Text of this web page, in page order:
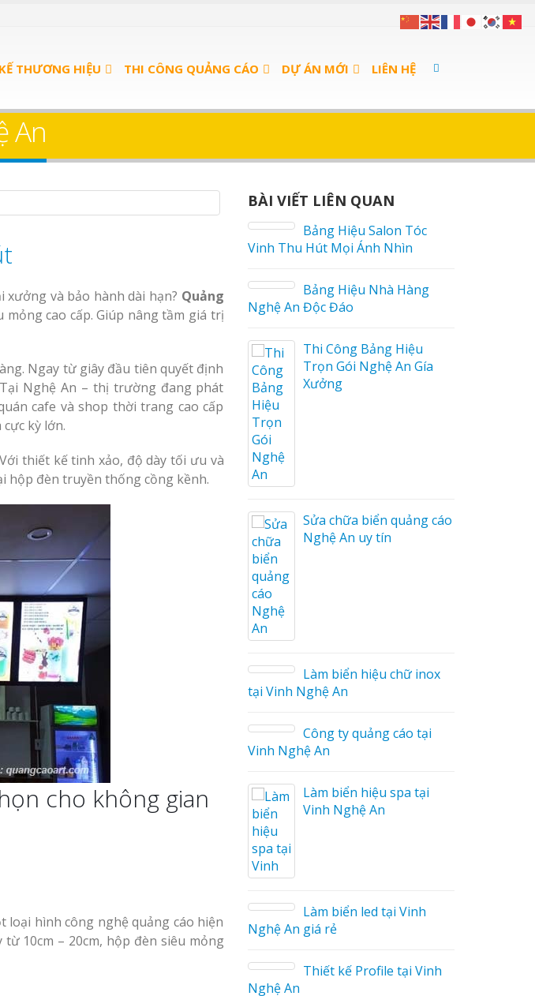
THƯƠNG HIỆU THI CÔNG QUẢNG CÁO DỰ ÁN MỚI LIÊN HỆ
An
xưởng và bảo hành dài hạn? Quảng
cao cấp. Giúp nâng tầm giá trị
Ngay từ giây đầu tiên quyết định
Nghệ An – thị trường đang phát
cafe và shop thời trang cao cấp
kỳ lớn.
thiết kế tinh xảo, độ dày tối ưu và
hộp đèn truyền thống cồng kềnh.
cho không gian
loại hình công nghệ quảng cáo hiện
10cm – 20cm, hộp đèn siêu mỏng
BÀI VIẾT LIÊN QUAN
Làm bảng hiệu trà sữa
Bình Dương
An Bình Dương
Thi công biển quảng cáo
Thuận An Bình Dương
Làm biển hiệu salon tóc
Thuận An
Vinh
Bảng Hiệu Salon Tóc
Vinh Thu Hút Mọi Ánh Nhìn
Bảng Hiệu Nhà Hàng
Nghệ An Độc Đáo
Thi Công Bảng Hiệu
Trọn Gói Nghệ An Gía
Xưởng
Sửa chữa biển quảng cáo
Nghệ An uy tín
Làm biển hiệu chữ inox
tại Vinh Nghệ An
Công ty quảng cáo tại
Vinh Nghệ An
Làm biển hiệu spa tại
Vinh Nghệ An
Làm biển led tại Vinh
Nghệ An giá rẻ
Thiết kế Profile tại Vinh
Nghệ An
Ánh Nhìn
Nhà Hàng
Nghệ An
cáo
hiệu spa tại
An
led tại Vinh
Profile tại